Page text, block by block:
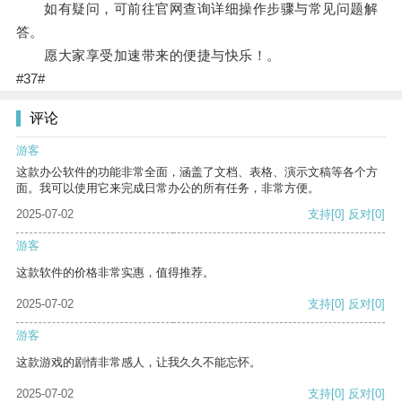
如有疑问，可前往官网查询详细操作步骤与常见问题解
答。
愿大家享受加速带来的便捷与快乐！。
#37#
评论
游客
这款办公软件的功能非常全面，涵盖了文档、表格、演示文稿等各个方
面。我可以使用它来完成日常办公的所有任务，非常方便。
2025-07-02
支持[0] 反对[0]
游客
这款软件的价格非常实惠，值得推荐。
2025-07-02 支持[0] 反对[0]
游客
这款游戏的剧情非常感人，让我久久不能忘怀。
2025-07-02 支持[0] 反对[0]